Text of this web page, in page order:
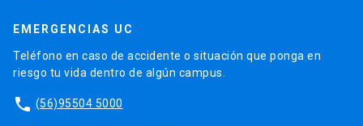
EMERGENCIAS UC
Teléfono en caso de accidente o situación que ponga en
riesgo tu vida dentro de algún campus.
phone (56)95504 5000